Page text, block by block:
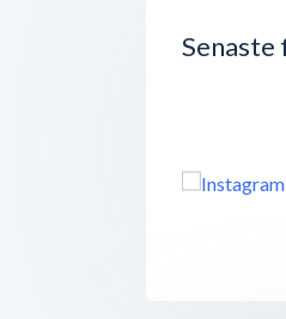
Senaste